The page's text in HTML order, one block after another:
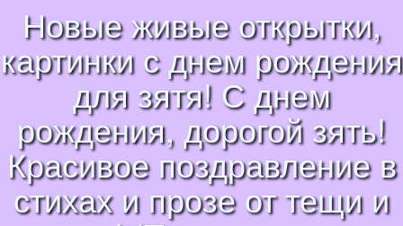
Новые живые открытки,
картинки с днем рождения
для зятя! С днем
рождения, дорогой зять!
Красивое поздравление в
стихах и прозе от тещи и